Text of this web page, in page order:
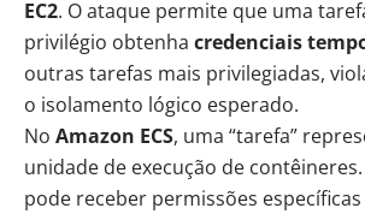
EC2. O ataque permite que uma
privilégio obtenha credenciais
outras tarefas mais privilegiadas,
o isolamento lógico esperado.
No Amazon ECS, uma “tarefa”
unidade de execução de
pode receber permissões